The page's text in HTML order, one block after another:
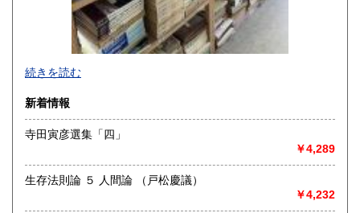
-
沿線名：-
最寄駅：-
営業時間：-
定休日：-
書籍の買取について
続きを読む
新着情報
寺田寅彦選集「四」
￥4,289
生存法則論 ５ 人間論 （戸松慶議）
￥4,232